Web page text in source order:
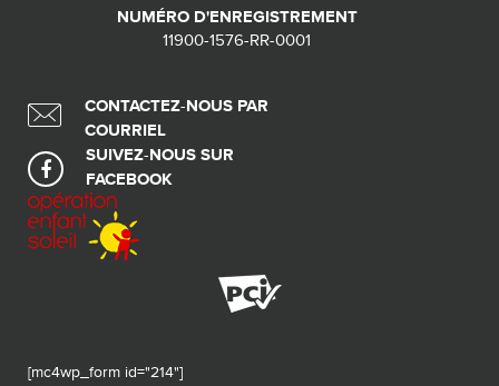
NUMÉRO D'ENREGISTREMENT
11900-1576-RR-0001
CONTACTEZ-NOUS PAR
COURRIEL
SUIVEZ-NOUS SUR
FACEBOOK
[mc4wp_form id="214"]